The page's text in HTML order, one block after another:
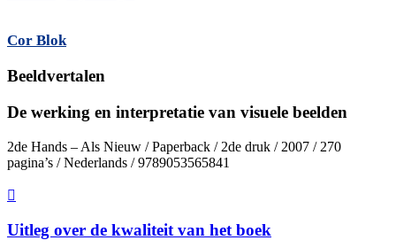
Cor Blok
Beeldvertalen
De werking en interpretatie van visuele beelden
2de Hands – Als Nieuw / Paperback / 2de druk / 2007 / 270
pagina’s / Nederlands / 9789053565841
Uitleg over de kwaliteit van het boek